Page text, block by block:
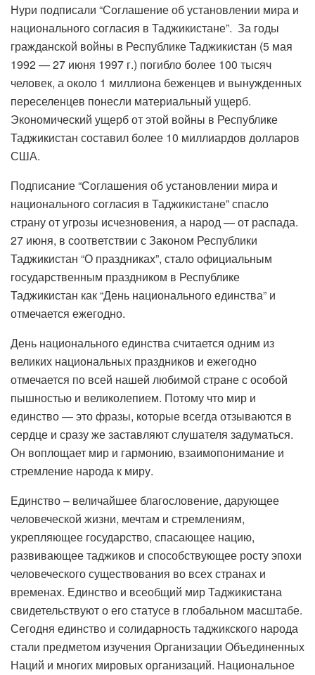
Нури подписали “Соглашение об установлении мира и
национального согласия в Таджикистане”. За годы
гражданской войны в Республике Таджикистан (5 мая
1992 — 27 июня 1997 г.) погибло более 100 тысяч
человек, а около 1 миллиона беженцев и вынужденных
переселенцев понесли материальный ущерб.
Экономический ущерб от этой войны в Республике
Таджикистан составил более 10 миллиардов долларов
США.
Подписание “Соглашения об установлении мира и
национального согласия в Таджикистане” спасло
страну от угрозы исчезновения, а народ — от распада.
27 июня, в соответствии с Законом Республики
Таджикистан “О праздниках”, стало официальным
государственным праздником в Республике
Таджикистан как “День национального единства” и
отмечается ежегодно.
День национального единства считается одним из
великих национальных праздников и ежегодно
отмечается по всей нашей любимой стране с особой
пышностью и великолепием. Потому что мир и
единство — это фразы, которые всегда отзываются в
сердце и сразу же заставляют слушателя задуматься.
Он воплощает мир и гармонию, взаимопонимание и
стремление народа к миру.
Единство – величайшее благословение, дарующее
человеческой жизни, мечтам и стремлениям,
укрепляющее государство, спасающее нацию,
развивающее таджиков и способствующее росту эпохи
человеческого существования во всех странах и
временах. Единство и всеобщий мир Таджикистана
свидетельствуют о его статусе в глобальном масштабе.
Сегодня единство и солидарность таджикского народа
стали предметом изучения Организации Объединенных
Наций и многих мировых организаций. Национальное